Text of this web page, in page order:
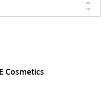
Cosmetics